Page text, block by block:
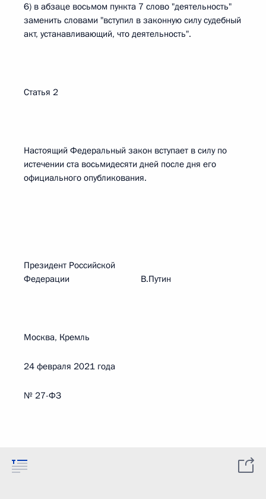
6) в абзаце восьмом пункта 7 слово "деятельность"
заменить словами "вступил в законную силу судебный
акт, устанавливающий, что деятельность".
Статья 2
Настоящий Федеральный закон вступает в силу по
истечении ста восьмидесяти дней после дня его
официального опубликования.
Президент Российской
Федерации В.Путин
Москва, Кремль
24 февраля 2021 года
№ 27-ФЗ